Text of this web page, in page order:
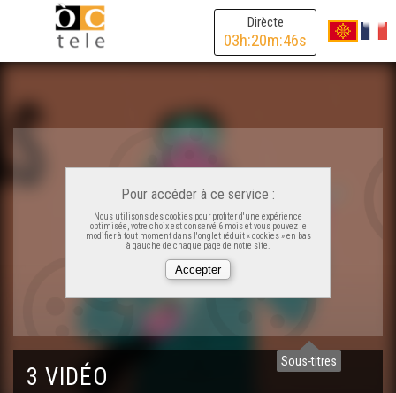
Dirècte
03h:20m:46s
Sous-titres
Pour accéder à ce service :
Nous utilisons des cookies pour profiter d'une expérience
optimisée, votre choix est conservé 6 mois et vous pouvez le
modifier à tout moment dans l'onglet réduit « cookies » en bas
à gauche de chaque page de notre site.
3 VIDÉO